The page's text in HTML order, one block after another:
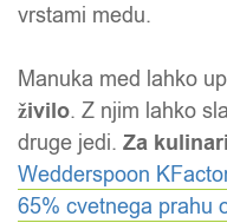
vrstami medu.
Manuka med lahko
živilo. Z njim lahko
druge jedi. Za
Wedderspoon
65% cvetnega prahu